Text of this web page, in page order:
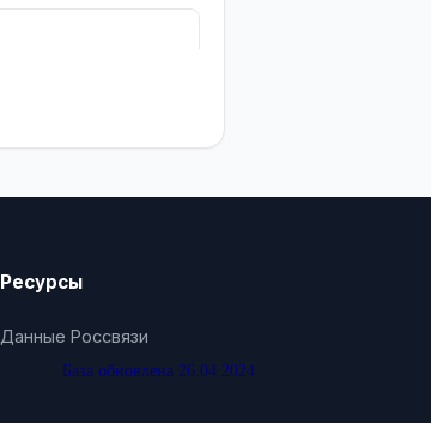
Ресурсы
Данные Россвязи
База обновлена 26.04.2024